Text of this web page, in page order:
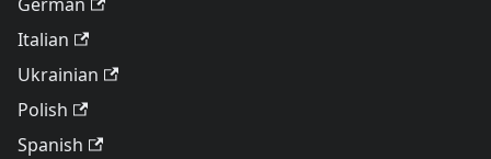
Italian
Ukrainian
Polish
Spanish